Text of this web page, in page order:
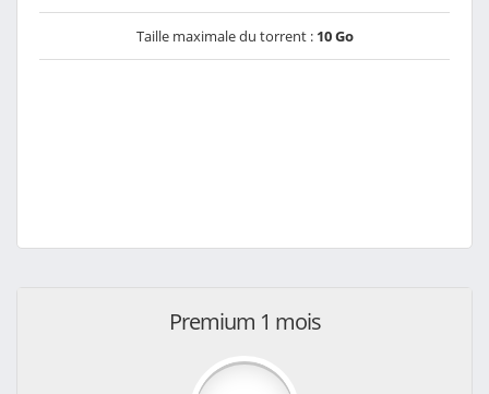
Taille maximale du torrent : 10 Go
Premium 1 mois